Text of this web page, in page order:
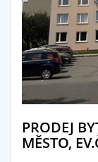
PRODEJ
MĚSTO,